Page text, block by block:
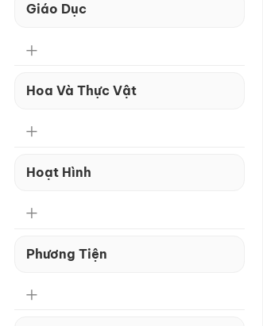
Giáo Dục
Hoa Và Thực Vật
Hoạt Hình
Phương Tiện